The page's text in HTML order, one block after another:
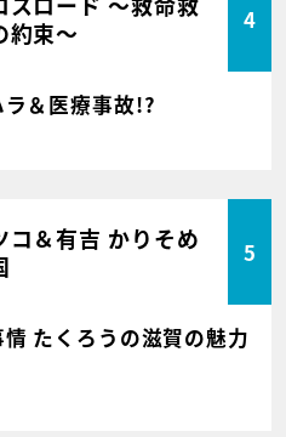
約束～
4
＆医療事故!?
コ＆有吉 かりそめ
5
たくろうの滋賀の魅力